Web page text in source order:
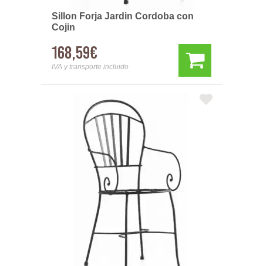
Sillon Forja Jardin Cordoba con
Cojin
168,59€
IVA y transporte incluido